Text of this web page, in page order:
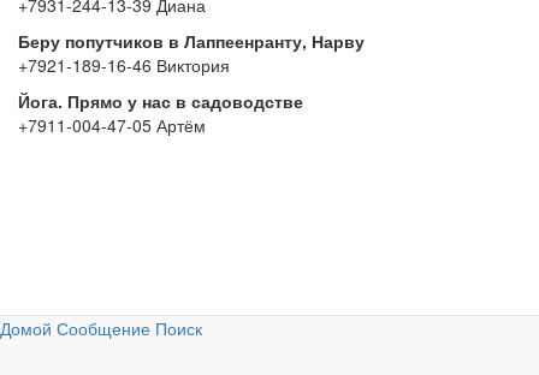
+7931-244-13-39 Диана
Беру попутчиков в Лаппеенранту, Нарву
+7921-189-16-46 Виктория
Йога. Прямо у нас в садоводстве
+7911-004-47-05 Артём
Домой Сообщение Поиск